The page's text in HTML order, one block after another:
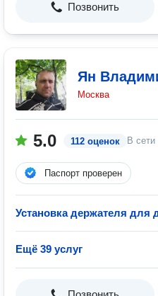
Позвонить
Ян
Москва
5.0 112 оценок В сети
Паспорт проверен
Установка держателя для
Ещё 39 услуг